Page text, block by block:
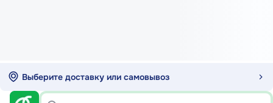
Выберите доставку или самовывоз